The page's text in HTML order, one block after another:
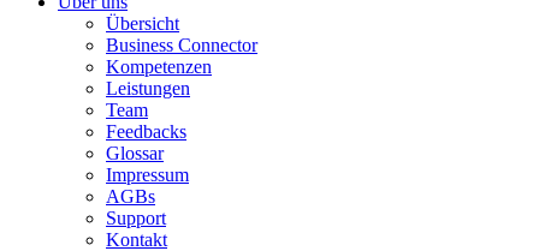
Übersicht
Business Connector
Kompetenzen
Leistungen
Team
Feedbacks
Glossar
Impressum
AGBs
Support
Kontakt